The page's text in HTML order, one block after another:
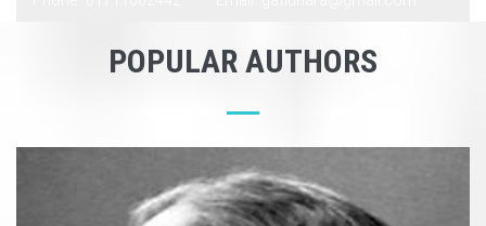
POPULAR AUTHORS